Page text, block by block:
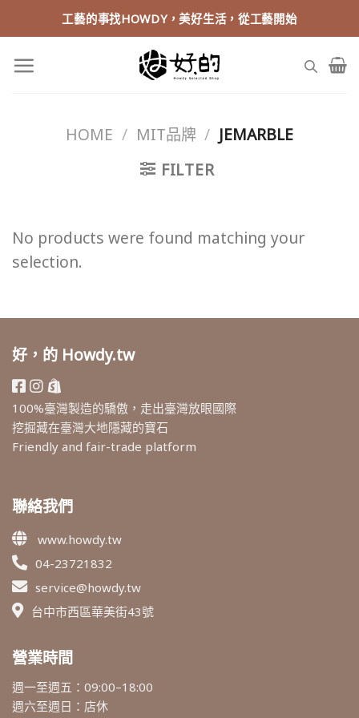
to
content
工藝的事找HOWDY，美好生活，從工藝開始
HOME / MIT品牌 / JEMARBLE
FILTER
No products were found matching your
selection.
好，的 Howdy.tw
100%臺灣製造的驕傲，走出臺灣放眼國際
挖掘藏在臺灣大地隱藏的寶石
Friendly and fair-trade platform
聯絡我們
www.howdy.tw
04-23721832
service@howdy.tw
台中市西區華美街43號
營業時間
週一至週五：09:00–18:00
週六至週日：店休